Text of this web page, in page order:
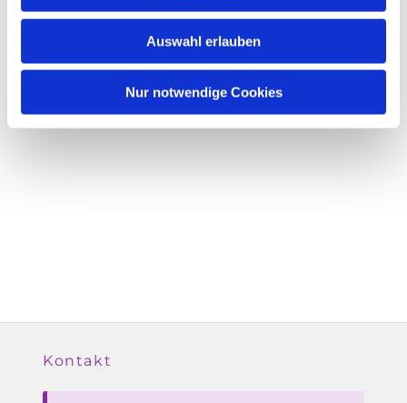
Auswahl erlauben
Nur notwendige Cookies
Kontakt